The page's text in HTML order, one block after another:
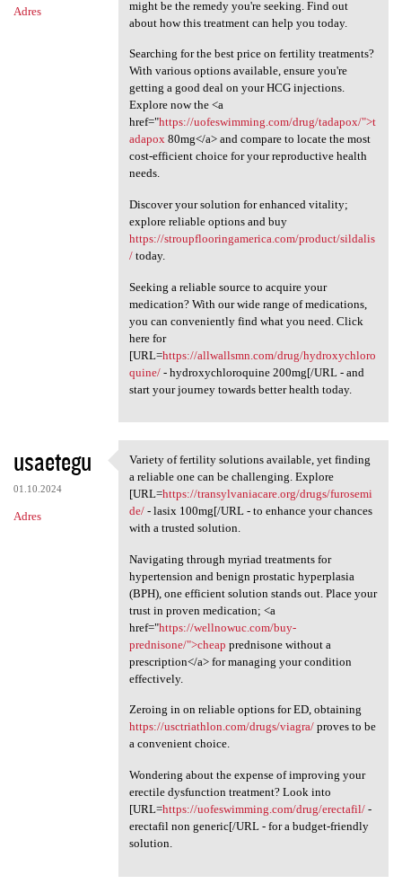
Adres
might be the remedy you're seeking. Find out
about how this treatment can help you today.
Searching for the best price on fertility treatments?
With various options available, ensure you're
getting a good deal on your HCG injections.
Explore now the <a
href="https://uofeswimming.com/drug/tadapox/">t
adapox80mg</a> and compare to locate the most
cost-efficient choice for your reproductive health
needs.
Discover your solution for enhanced vitality;
explore reliable options and buy
https://stroupflooringamerica.com/product/sildalis
/today.
Seeking a reliable source to acquire your
medication? With our wide range of medications,
you can conveniently find what you need. Click
here for
[URL=https://allwallsmn.com/drug/hydroxychloro
quine/- hydroxychloroquine 200mg[/URL - and
start your journey towards better health today.
usaetegu
01.10.2024
Adres
Variety of fertility
Variety of fertility solutions available, yet finding
a reliable one can be challenging. Explore
[URL=https://transylvaniacare.org/drugs/furosemi
de/- lasix 100mg[/URL - to enhance your chances
with a trusted solution.
Navigating through myriad treatments for
hypertension and benign prostatic hyperplasia
(BPH), one efficient solution stands out. Place your
trust in proven medication; <a
href="https://wellnowuc.com/buy-
prednisone/">cheap prednisone without a
prescription</a> for managing your condition
effectively.
Zeroing in on reliable options for ED, obtaining
https://usctriathlon.com/drugs/viagra/proves to be
a convenient choice.
Wondering about the expense of improving your
erectile dysfunction treatment? Look into
[URL=https://uofeswimming.com/drug/erectafil/-
erectafil non generic[/URL - for a budget-friendly
solution.